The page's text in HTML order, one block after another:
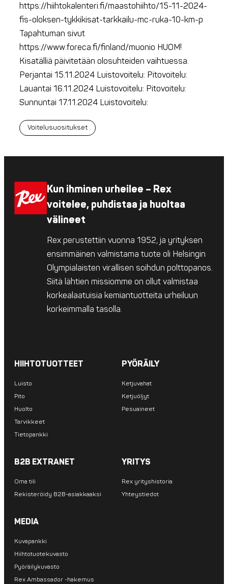
https://hiihtokalenteri.fi/maastohiihto/15-11-2024-
fis-oloksen-tykkikisat-tarkkailu-mc-ruka-10-km-p
Tapahtuman sivut
https://www.foreca.fi/finland/muonio HUOM!
Kisatälliä päivitetään olosuhteiden vaihtuessa.
Perjantai 15.11.2024 Luistovoitelu: Pitovoitelu:
Lauantai 16.11.2024 Luistovoitelu: Pitovoitelu:
Sunnuntai 17.11.2024 Luistovoitelu:
Voitelusuositukset
Kun ihminen urheilee – Rex
voitelee, puhdistaa ja huoltaa
välineet
Rex perustettiin vuonna 1952, ja yrityksen
ensimmäinen valmistama tuote oli Helsingin
Olympialaisten virallisen soihdun polttopanos.
Siitä lähtien missiomme on ollut valmistaa
korkealaatuisia kemiantuotteita urheiluun
korkeimmalla tasolla.
HIIHTOTUOTTEET
Luisto
Pito
Huolto
Tarvikkeet
Tietopankki
PYÖRÄILY
Ketjuvahat
Ketjuöljyt
Pesuaineet
B2B EXTRANET
Oma tili
Rekisteröidy B2B-asiakkaaksi
YRITYS
Rex yrityshistoria
Yhteystiedot
MEDIA
Kuvapankki
Hiihtotuotekuvasto
Pyöräilykuvasto
Rex Ambassador -hakemus